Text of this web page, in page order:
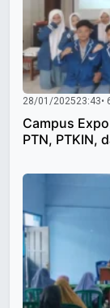
28/01/202523:43•
Campus
PTN, PTKIN,